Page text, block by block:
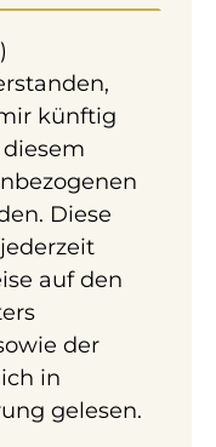
zum Kauf.
Tiefgarage,
künftig
diesem
Diese
auf den
der
in
gelesen.